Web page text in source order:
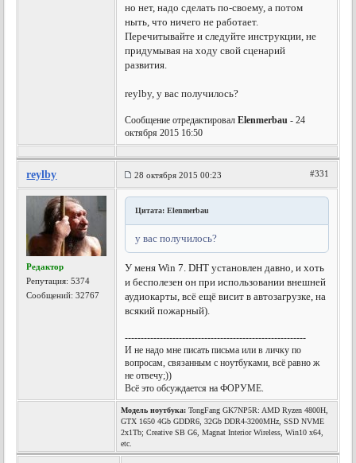
но нет, надо сделать по-своему, а потом
ныть, что ничего не работает.
Перечитывайте и следуйте инструкции, не
придумывая на ходу свой сценарий
развития.
reylby, у вас получилось?
Сообщение отредактировалElenmerbau - 24
октября 2015 16:50
reylby 28 октября 2015 00:23 #331
Редактор
Репутация:5374
Сообщений: 32767
Цитата: Elenmerbau
у вас получилось?
У меня Win 7. DHT установлен давно, и хоть
и бесполезен он при использовании внешней
аудиокарты, всё ещё висит в автозагрузке, на
всякий пожарный).
---------------------------------------------------------
И не надо мне писать письма или в личку по
вопросам, связанным с ноутбуками, всё равно ж
не отвечу;))
Всё это обсуждается на ФОРУМЕ.
Модель ноутбука: TongFang GK7NP5R: AMD Ryzen 4800H,
GTX 1650 4Gb GDDR6, 32Gb DDR4-3200MHz, SSD NVME
2x1Tb; Creative SB G6, Magnat Interior Wireless, Win10 x64,
etc.